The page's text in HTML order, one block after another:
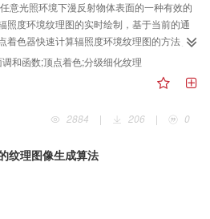
意光照环境下漫反射物体表面的一种有效的
照度环境纹理图的实时绘制，基于当前的通
着色器快速计算辐照度环境纹理图的方法。
先得出环境贴图的二次多项式表达形式；
和球面调和函数进行加速计算，以快速生成
光照环境，则通过对环境纹理图的分级细化
动态光照环境下辐照度环境纹理图的重新
下，采用该方法在获取真实感光照效果的同
和函数;顶点着色;分级细化纹理
2884
| 206 | 0
纹理图像生成算法